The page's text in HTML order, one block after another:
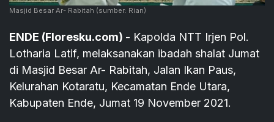
Masjid Besar Ar- Rabitah (sumber: Rian)
ENDE (Floresku.com) - Kapolda NTT Irjen Pol.
Lotharia Latif, melaksanakan ibadah shalat Jumat
di Masjid Besar Ar- Rabitah, Jalan Ikan Paus,
Kelurahan Kotaratu, Kecamatan Ende Utara,
Kabupaten Ende, Jumat 19 November 2021.